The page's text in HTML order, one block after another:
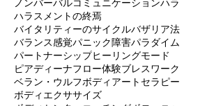
セルフマネジメントセルフラブ
チームビルディング
ノンバーバルコミュニケーション ハラ
ハラスメントの終焉
バイタリティーのサイクルバザリア法
バランス感覚 パニック障害 パラダイム
パートナーシップ ヒーリングモード
ピアディーナ フロー体験